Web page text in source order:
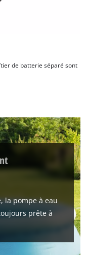
votre accord pour
Maps !
to load due
disclosed to the
add this content
used.
Consent
Platform
de batterie séparé sont
la pompe à eau
prête à